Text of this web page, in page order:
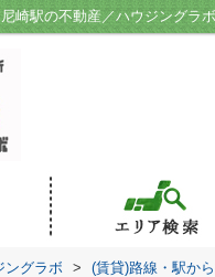
崎駅の不動産／ハウジングラボ
ングラボ > (賃貸)路線・駅か